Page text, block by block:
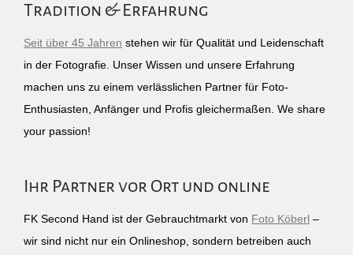
Tradition & Erfahrung
Seit über 45 Jahren stehen wir für Qualität und Leidenschaft
in der Fotografie. Unser Wissen und unsere Erfahrung
machen uns zu einem verlässlichen Partner für Foto-
Enthusiasten, Anfänger und Profis gleichermaßen. We share
your passion!
Ihr Partner vor Ort und online
FK Second Hand ist der Gebrauchtmarkt von Foto Köberl –
wir sind nicht nur ein Onlineshop, sondern betreiben auch